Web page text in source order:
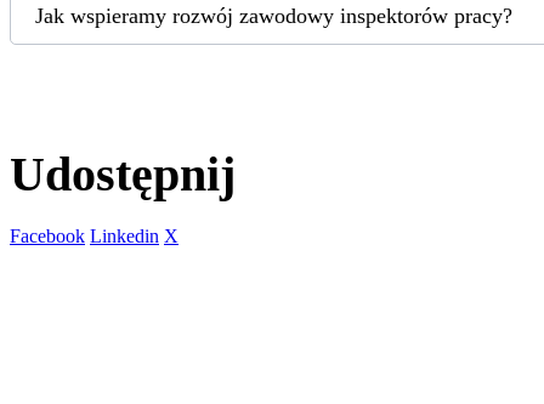
Jak wspieramy rozwój zawodowy inspektorów pracy?
Udostępnij
Facebook Linkedin X